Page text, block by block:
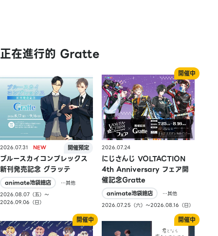
正在進行的 Gratte
2026.07.31
ブルースカイコンプレックス
新刊発売記念 グラッテ
animate池袋總店
…其他
2026.08.07（五）〜
2026.09.06（日）
2026.07.24
にじさんじ VOLTACTION
4th Anniversary フェア開
催記念Gratte
animate池袋總店
…其他
2026.07.25（六）〜2026.08.16（日）